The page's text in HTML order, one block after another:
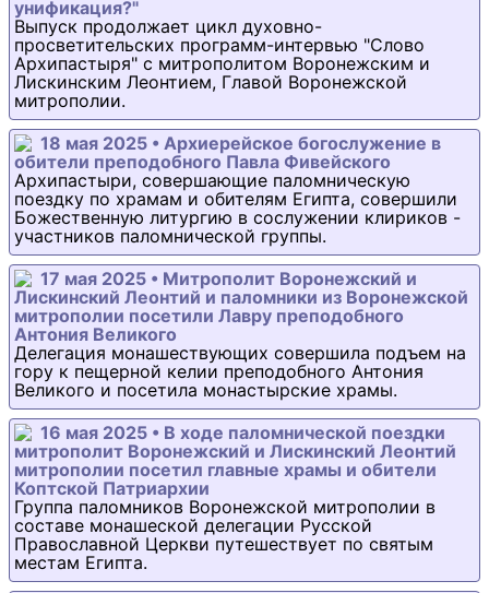
унификация?"
Выпуск продолжает цикл духовно-
просветительских программ-интервью "Слово
Архипастыря" с митрополитом Воронежским и
Лискинским Леонтием, Главой Воронежской
митрополии.
18 мая 2025 • Архиерейское богослужение в
обители преподобного Павла Фивейского
Архипастыри, совершающие паломническую
поездку по храмам и обителям Египта, совершили
Божественную литургию в сослужении клириков -
участников паломнической группы.
17 мая 2025 • Митрополит Воронежский и
Лискинский Леонтий и паломники из Воронежской
митрополии посетили Лавру преподобного
Антония Великого
Делегация монашествующих совершила подъем на
гору к пещерной келии преподобного Антония
Великого и посетила монастырские храмы.
16 мая 2025 • В ходе паломнической поездки
митрополит Воронежский и Лискинский Леонтий
митрополии посетил главные храмы и обители
Коптской Патриархии
Группа паломников Воронежской митрополии в
составе монашеской делегации Русской
Православной Церкви путешествует по святым
местам Египта.